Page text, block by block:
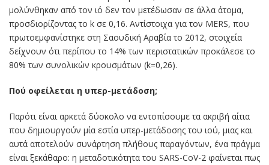
μολύνθηκαν από τον ιό δεν τον μετέδωσαν σε άλλα άτομα,
προσδιορίζοντας το k σε 0,16. Αντίστοιχα για τον MERS, που
πρωτοεμφανίστηκε στη Σαουδική Αραβία το 2012, στοιχεία
δείχνουν ότι περίπου το 14% των περιστατικών προκάλεσε το
80% των συνολικών κρουσμάτων (k=0,26).
Πού οφείλεται η υπερ-μετάδοση;
Παρότι είναι αρκετά δύσκολο να εντοπίσουμε τα ακριβή αίτια
που δημιουργούν μία εστία υπερ-μετάδοσης του ιού, μιας και
αυτά αποτελούν συνάρτηση πλήθους παραγόντων, ένα πράγμα
είναι ξεκάθαρο: η μεταδοτικότητα του SARS-CoV-2 φαίνεται πως